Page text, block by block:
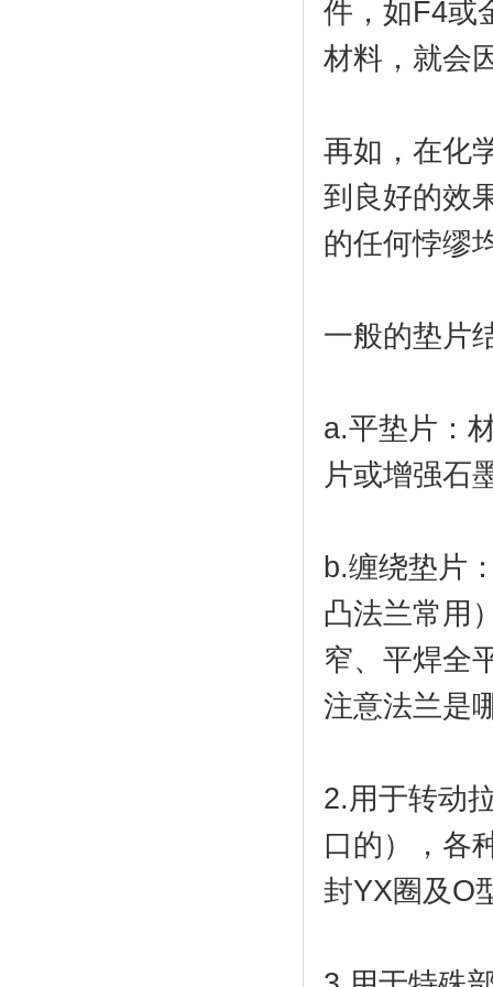
件，如F4或
材料，就会
再如，在化
到良好的效
的任何悖缪
一般的垫片
a.平垫片：
片或增强石
b.缠绕垫片
凸法兰常用
窄、平焊全
注意法兰是
2.用于转动
口的），各
封YX圈及O